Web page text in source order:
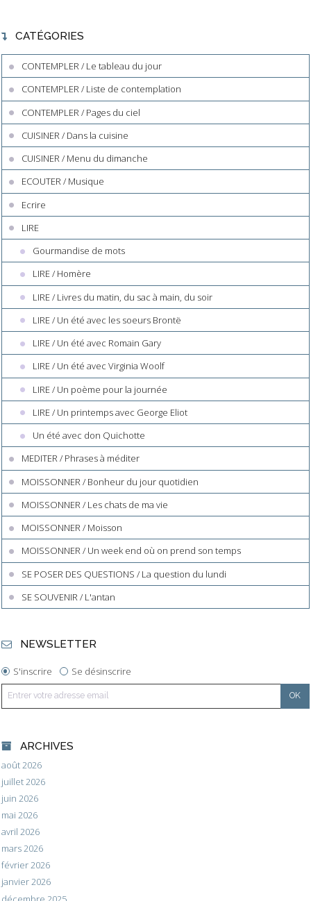
CATÉGORIES
CONTEMPLER / Le tableau du jour
CONTEMPLER / Liste de contemplation
CONTEMPLER / Pages du ciel
CUISINER / Dans la cuisine
CUISINER / Menu du dimanche
ECOUTER / Musique
Ecrire
LIRE
Gourmandise de mots
LIRE / Homère
LIRE / Livres du matin, du sac à main, du soir
LIRE / Un été avec les soeurs Brontë
LIRE / Un été avec Romain Gary
LIRE / Un été avec Virginia Woolf
LIRE / Un poème pour la journée
LIRE / Un printemps avec George Eliot
Un été avec don Quichotte
MEDITER / Phrases à méditer
MOISSONNER / Bonheur du jour quotidien
MOISSONNER / Les chats de ma vie
MOISSONNER / Moisson
MOISSONNER / Un week end où on prend son temps
SE POSER DES QUESTIONS / La question du lundi
SE SOUVENIR / L'antan
NEWSLETTER
S'inscrire Se désinscrire
ARCHIVES
août 2026
juillet 2026
juin 2026
mai 2026
avril 2026
mars 2026
février 2026
janvier 2026